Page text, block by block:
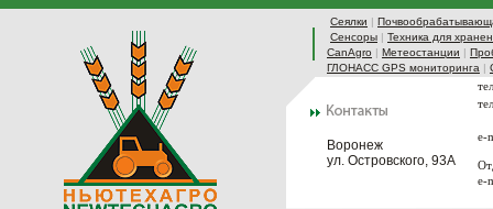
Сеялки |
Сенсоры | Техника для
CanAgro | Метеостанции |
ГЛОНАСС GPS мониторинга |
Воронеж
ул. Островского, 93А
e-
e-